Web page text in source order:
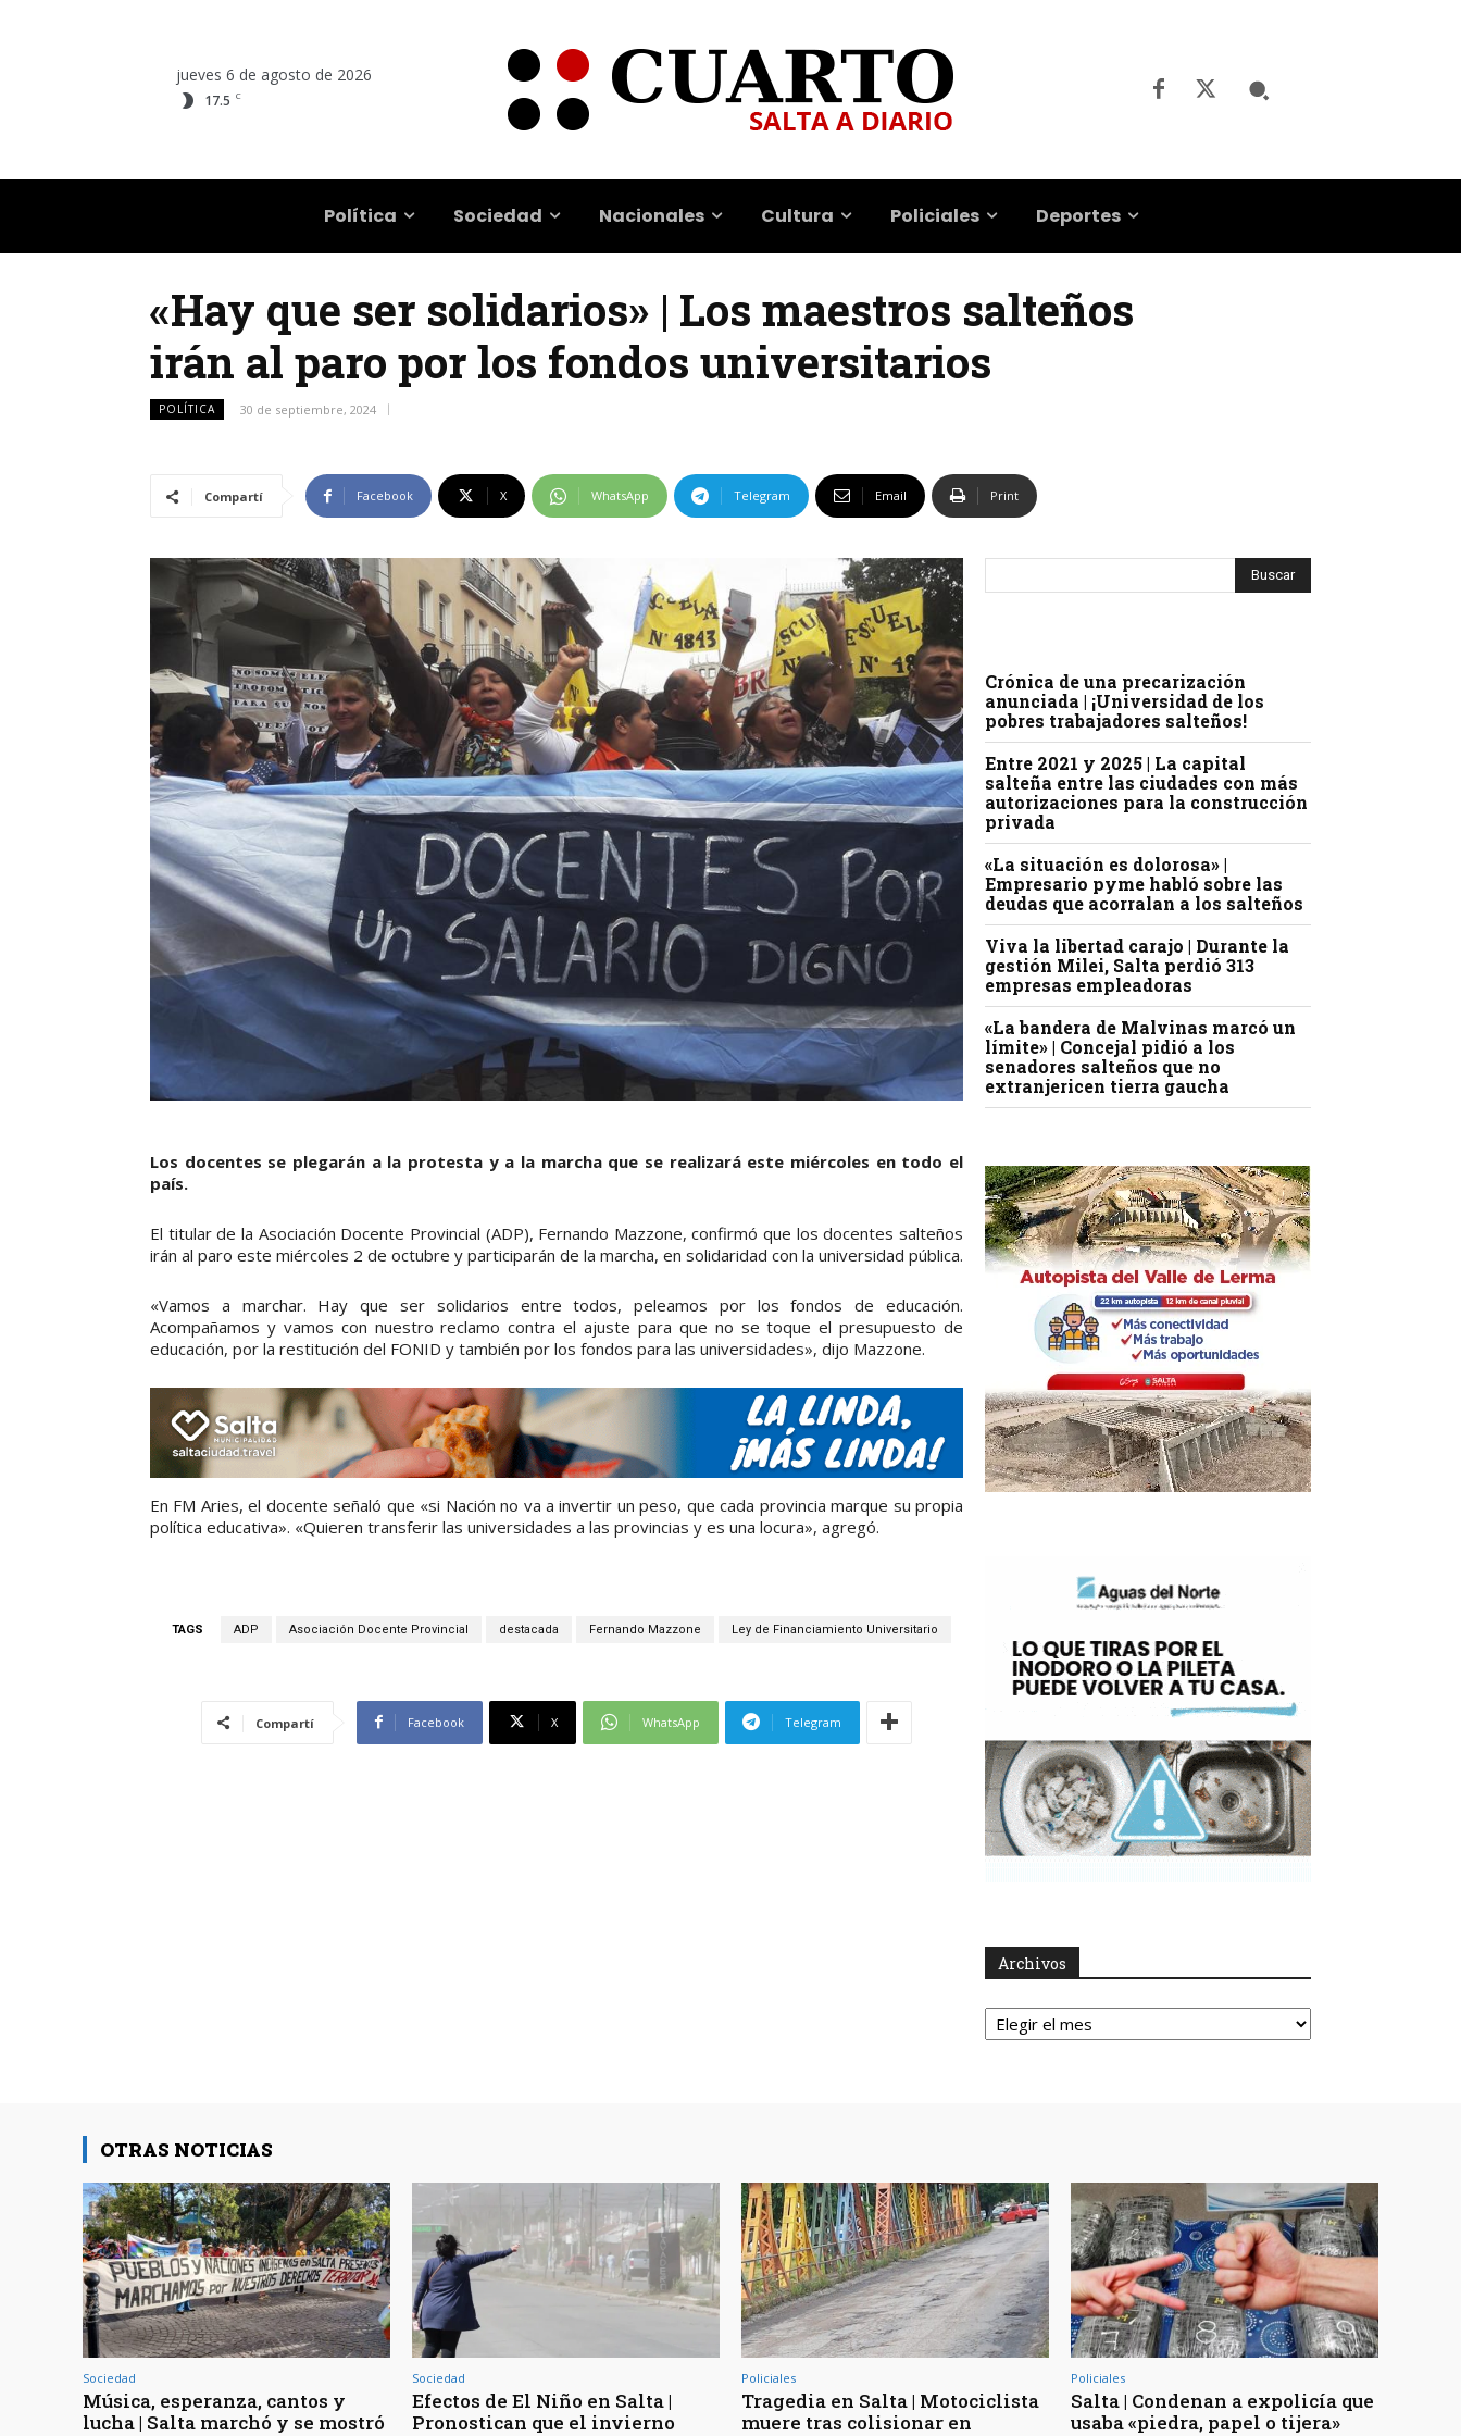
jueves 6 de agosto de 2026
17.5 C
Política Sociedad Nacionales Cultura Policiales Deportes
«Hay que ser solidarios» | Los maestros salteños
irán al paro por los fondos universitarios
POLÍTICA 30 de septiembre, 2024
Compartí Facebook X WhatsApp Telegram Email Print
Los docentes se plegarán a la protesta y a la marcha que se realizará este miércoles en todo el
país.
El titular de la Asociación Docente Provincial (ADP), Fernando Mazzone, confirmó que los docentes salteños
irán al paro este miércoles 2 de octubre y participarán de la marcha, en solidaridad con la universidad pública.
«Vamos a marchar. Hay que ser solidarios entre todos, peleamos por los fondos de educación.
Acompañamos y vamos con nuestro reclamo contra el ajuste para que no se toque el presupuesto de
educación, por la restitución del FONID y también por los fondos para las universidades», dijo Mazzone.
En FM Aries, el docente señaló que «si Nación no va a invertir un peso, que cada provincia marque su propia
política educativa». «Quieren transferir las universidades a las provincias y es una locura», agregó.
TAGS ADP Asociación Docente Provincial destacada Fernando Mazzone Ley de Financiamiento Universitario
Compartí Facebook X WhatsApp Telegram
Crónica de una precarización
anunciada | ¡Universidad de los
pobres trabajadores salteños!
Entre 2021 y 2025 | La capital
salteña entre las ciudades con más
autorizaciones para la construcción
privada
«La situación es dolorosa» |
Empresario pyme habló sobre las
deudas que acorralan a los salteños
Viva la libertad carajo | Durante la
gestión Milei, Salta perdió 313
empresas empleadoras
«La bandera de Malvinas marcó un
límite» | Concejal pidió a los
senadores salteños que no
extranjericen tierra gaucha
Archivos
Archivos
OTRAS NOTICIAS
Sociedad
Música, esperanza, cantos y
lucha | Salta marchó y se mostró
Sociedad
Efectos de El Niño en Salta |
Pronostican que el invierno
Policiales
Tragedia en Salta | Motociclista
muere tras colisionar en
Policiales
Salta | Condenan a expolicía que
usaba «piedra, papel o tijera»